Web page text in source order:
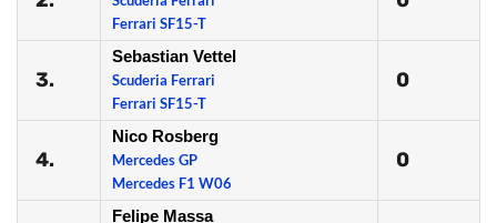
Ferrari SF15-T
3.
Sebastian Vettel
Scuderia Ferrari
Ferrari SF15-T
0
4.
Nico Rosberg
Mercedes GP
Mercedes F1 W06
0
Felipe Massa